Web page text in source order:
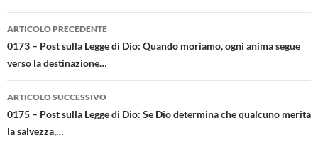
Navigazione
articolo
ARTICOLO PRECEDENTE
0173 – Post sulla Legge di Dio: Quando moriamo, ogni anima segue
verso la destinazione…
ARTICOLO SUCCESSIVO
0175 – Post sulla Legge di Dio: Se Dio determina che qualcuno merita
la salvezza,…